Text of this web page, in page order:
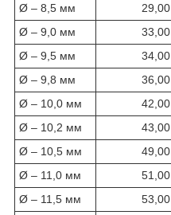
Ø – 8,5 мм
29,00
Ø – 9,0 мм
33,00
Ø – 9,5 мм
34,00
Ø – 9,8 мм
36,00
Ø – 10,0 мм
42,00
Ø – 10,2 мм
43,00
Ø – 10,5 мм
49,00
Ø – 11,0 мм
51,00
Ø – 11,5 мм
53,00